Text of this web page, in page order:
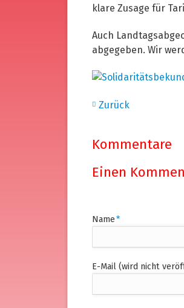
klare Zusage für
Auch
abgegeben. Wir
Zurück
Kommentare
Einen
Pflichtfeld
Name*
Pflichtfeld
E-Mail (wird nicht